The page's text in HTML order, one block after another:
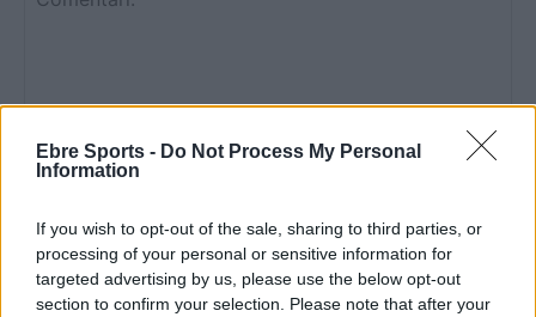
Ebre Sports - Do Not Process My Personal
Information
If you wish to opt-out of the sale, sharing to third parties, or
processing of your personal or sensitive information for
targeted advertising by us, please use the below opt-out
section to confirm your selection. Please note that after your